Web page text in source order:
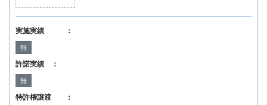
実施実績 ：
無
許諾実績 ：
無
特許権譲渡 ：